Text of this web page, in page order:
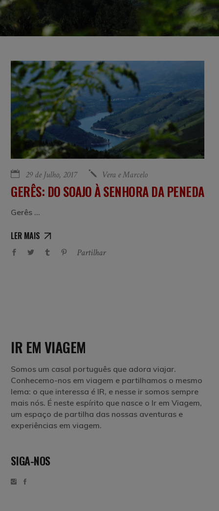
29 de Julho, 2017 Vera e Marcelo
GERÊS: DO SOAJO À SENHORA DA PENEDA
Gerês
LER MAIS
Partilhar
IR EM VIAGEM
Somos um casal português que adora viajar.
Conhecemo-nos em viagem e partilhamos o mesmo
lema: o que interessa é IR, e nesse ir somos sempre
mais nós. É neste espírito que nasce o Ir em Viagem,
um espaço de partilha das nossas aventuras e
experiências em viagem.
SIGA-NOS